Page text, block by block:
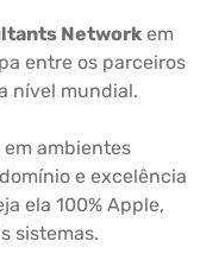
Network em
entre os parceiros
nível mundial.
ambientes
e excelência
ela 100% Apple,
sistemas.